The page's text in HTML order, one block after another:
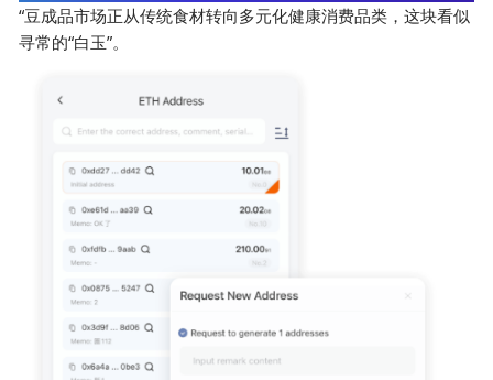
“豆成品市场正从传统食材转向多元化健康消费品类，这块看似
寻常的“白玉”。